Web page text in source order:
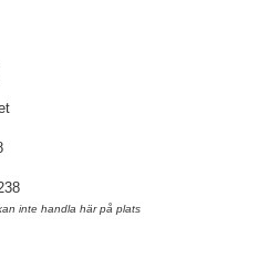
inte handla här på plats